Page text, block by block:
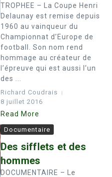
TROPHEE – La Coupe Henri
Delaunay est remise depuis
1960 au vainqueur du
Championnat d’Europe de
football. Son nom rend
hommage au créateur de
l’épreuve qui est aussi l’un
des ...
Richard Coudrais
8 juillet 2016
Read More
Documentaire
Des sifflets et des
hommes
DOCUMENTAIRE – Le